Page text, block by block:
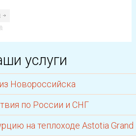
услуги
Новороссийска
по России и СНГ
на теплоходе Astotia Grand